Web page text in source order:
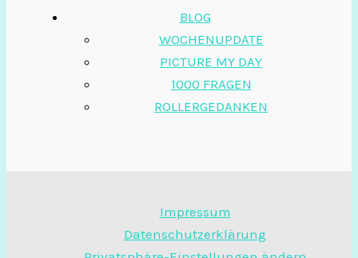
BLOG
WOCHENUPDATE
PICTURE MY DAY
1000 FRAGEN
ROLLERGEDANKEN
Impressum
Datenschutzerklärung